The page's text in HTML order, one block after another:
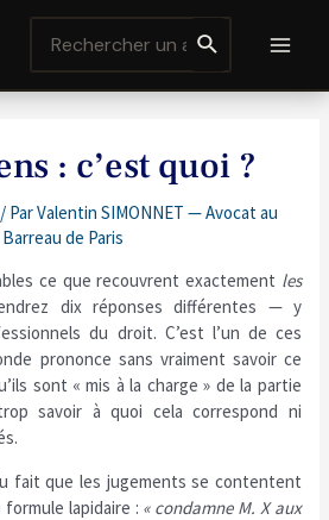
for:
: c’est quoi ?
/ ParValentin SIMONNET — Avocat au
Barreau de Paris
ce que recouvrent exactement les
dix réponses différentes — y
du droit. C’est l’un de ces
prononce sans vraiment savoir ce
sont « mis à la charge » de la partie
savoir à quoi cela correspond ni
fait que les jugements se contentent
lapidaire : « condamne M. X aux